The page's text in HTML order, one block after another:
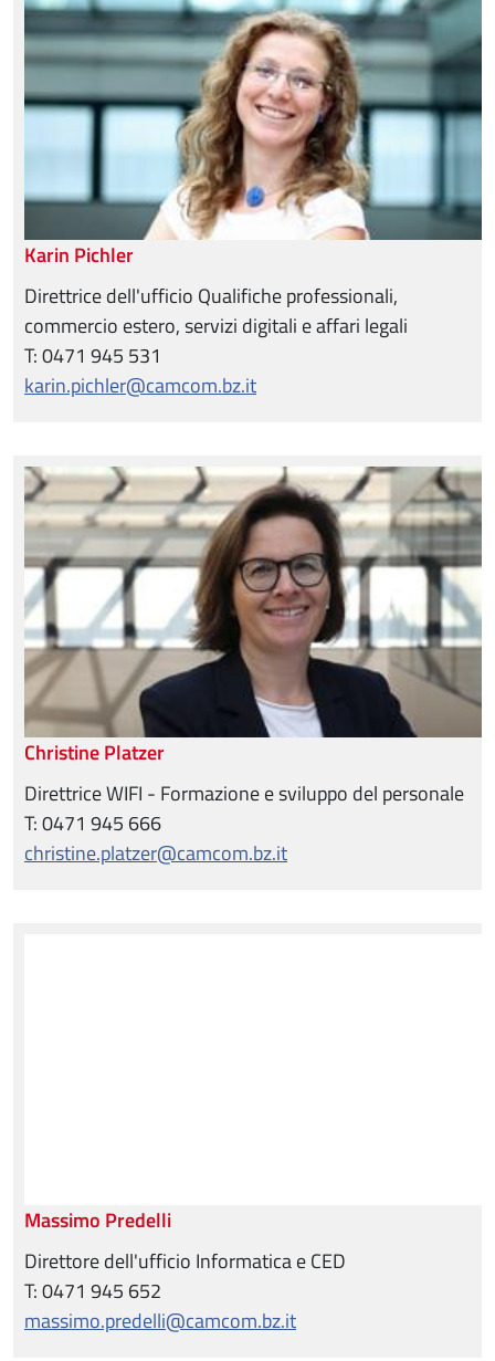
Karin Pichler
Direttrice dell'ufficio Qualifiche professionali,
commercio estero, servizi digitali e affari legali
T: 0471 945 531
karin.pichler@camcom.bz.it
Christine Platzer
Direttrice WIFI - Formazione e sviluppo del personale
T: 0471 945 666
christine.platzer@camcom.bz.it
Massimo Predelli
Direttore dell'ufficio Informatica e CED
T: 0471 945 652
massimo.predelli@camcom.bz.it